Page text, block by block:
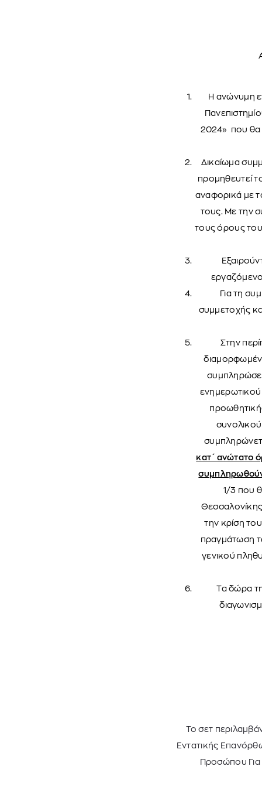
Η ανώνυμη
2024» που θα
Δικαίωμα
προμηθευτεί
αναφορικά με
τους. Με την
τους όρους του
Για τη
συμμετοχής
Στην
ενημερωτικού
κατ΄ ανώτατο
1/3 που
την κρίση
πραγμάτωση
γενικού
Τα δώρα
Το σετ
Εντατικής
Προσώπου Για